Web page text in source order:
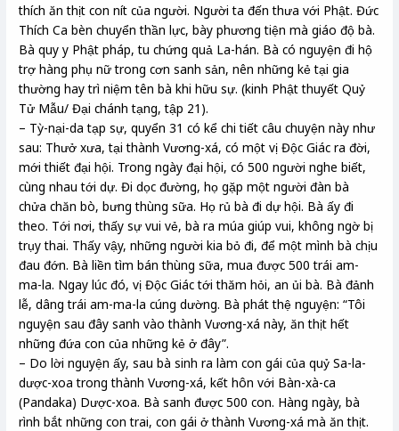
thích ăn thịt con nít của người. Người ta đến thưa với Phật. Đức
Thích Ca bèn chuyển thần lực, bày phương tiện mà giáo độ bà.
Bà quy y Phật pháp, tu chứng quả La-hán. Bà có nguyện đi hộ
trợ hàng phụ nữ trong cơn sanh sản, nên những kẻ tại gia
thường hay trì niệm tên bà khi hữu sự. (kinh Phật thuyết Quỷ
Tử Mẫu/ Đại chánh tạng, tập 21).
– Tỳ-nại-da tạp sự, quyển 31 có kể chi tiết câu chuyện này như
sau: Thưở xưa, tại thành Vương-xá, có một vị Độc Giác ra đời,
mới thiết đại hội. Trong ngày đại hội, có 500 người nghe biết,
cùng nhau tới dự. Đi dọc đường, họ gặp một người đàn bà
chửa chăn bò, bưng thùng sữa. Họ rủ bà đi dự hội. Bà ấy đi
theo. Tới nơi, thấy sự vui vẻ, bà ra múa giúp vui, không ngờ bị
trụy thai. Thấy vậy, những người kia bỏ đi, để một mình bà chịu
đau đớn. Bà liền tìm bán thùng sữa, mua được 500 trái am-
ma-la. Ngay lúc đó, vị Độc Giác tới thăm hỏi, an ủi bà. Bà đảnh
lễ, dâng trái am-ma-la cúng dường. Bà phát thệ nguyện: “Tôi
nguyện sau đây sanh vào thành Vương-xá này, ăn thịt hết
những đứa con của những kẻ ở đây”.
– Do lời nguyện ấy, sau bà sinh ra làm con gái của quỷ Sa-la-
dược-xoa trong thành Vương-xá, kết hôn với Bàn-xà-ca
(Pandaka) Dược-xoa. Bà sanh được 500 con. Hàng ngày, bà
rình bắt những con trai, con gái ở thành Vương-xá mà ăn thịt.